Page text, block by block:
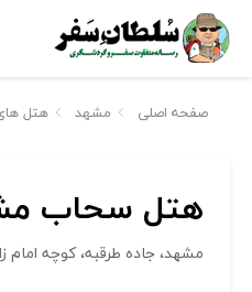
صفحه اصلی مشهد هتل
هتل سحاب
مشهد، جاده طرقبه، کوچه امام